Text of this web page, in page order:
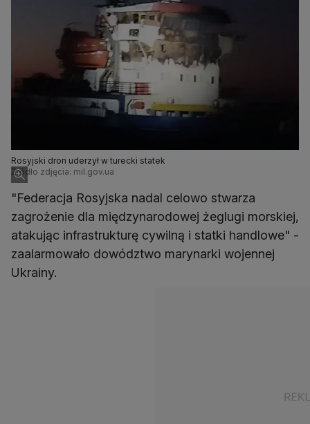
Rosyjski dron uderzył w turecki statek
Źródło zdjęcia: mil.gov.ua
"Federacja Rosyjska nadal celowo stwarza
zagrożenie dla międzynarodowej żeglugi morskiej,
atakując infrastrukturę cywilną i statki handlowe" -
zaalarmowało dowództwo marynarki wojennej
Ukrainy.